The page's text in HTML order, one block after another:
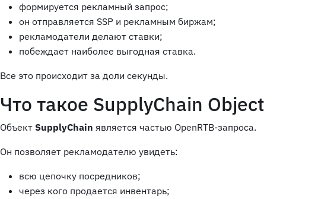
формируется рекламный запрос;
он отправляется SSP и рекламным биржам;
рекламодатели делают ставки;
побеждает наиболее выгодная ставка.
Все это происходит за доли секунды.
Что такое SupplyChain Object
Объект SupplyChain является частью OpenRTB-запроса.
Он позволяет рекламодателю увидеть:
всю цепочку посредников;
через кого продается инвентарь;